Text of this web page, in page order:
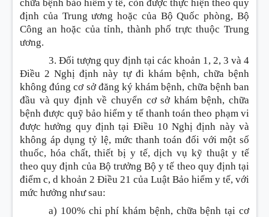
chữa bệnh bảo hiểm y tế, còn được thực hiện theo quy
định của Trung ương hoặc của Bộ Quốc phòng, Bộ
Công an hoặc của tỉnh, thành phố trực thuộc Trung
ương.
3. Đối tượng quy định tại các khoản 1, 2, 3 và 4
Điều 2 Nghị định này tự đi khám bệnh, chữa bệnh
không đúng cơ sở đăng ký khám bệnh, chữa bệnh ban
đầu và quy định về chuyển cơ sở khám bệnh, chữa
bệnh được quỹ bảo hiểm y tế thanh toán theo phạm vi
được hưởng quy định tại Điều 10 Nghị định này và
không áp dụng tỷ lệ, mức thanh toán đối với một số
thuốc, hóa chất, thiết bị y tế, dịch vụ kỹ thuật y tế
theo quy định của Bộ trưởng Bộ y tế theo quy định tại
điểm c, d khoản 2 Điều 21 của Luật Bảo hiểm y tế, với
mức hưởng như sau:
a) 100% chi phí khám bệnh, chữa bệnh tại cơ